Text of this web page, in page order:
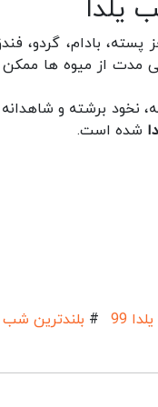
یلدا
پسته، بادام، گردو،
مدت از میوه ها
نخود برشته و شاهدانه
شده است.
99
# بلندترین